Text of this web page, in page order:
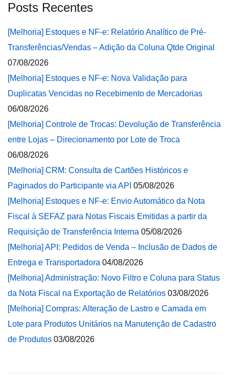
Posts Recentes
[Melhoria] Estoques e NF-e: Relatório Analítico de Pré-
Transferências/Vendas – Adição da Coluna Qtde Original
07/08/2026
[Melhoria] Estoques e NF-e: Nova Validação para
Duplicatas Vencidas no Recebimento de Mercadorias
06/08/2026
[Melhoria] Controle de Trocas: Devolução de Transferência
entre Lojas – Direcionamento por Lote de Troca
06/08/2026
[Melhoria] CRM: Consulta de Cartões Históricos e
Paginados do Participante via API 05/08/2026
[Melhoria] Estoques e NF-e: Envio Automático da Nota
Fiscal à SEFAZ para Notas Fiscais Emitidas a partir da
Requisição de Transferência Interna 05/08/2026
[Melhoria] API: Pedidos de Venda – Inclusão de Dados de
Entrega e Transportadora 04/08/2026
[Melhoria] Administração: Novo Filtro e Coluna para Status
da Nota Fiscal na Exportação de Relatórios 03/08/2026
[Melhoria] Compras: Alteração de Lastro e Camada em
Lote para Produtos Unitários na Manutenção de Cadastro
de Produtos 03/08/2026